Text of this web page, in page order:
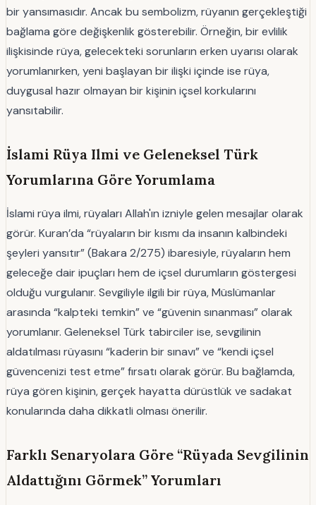
bir yansımasıdır. Ancak bu sembolizm, rüyanın gerçekleştiği
bağlama göre değişkenlik gösterebilir. Örneğin, bir evlilik
ilişkisinde rüya, gelecekteki sorunların erken uyarısı olarak
yorumlanırken, yeni başlayan bir ilişki içinde ise rüya,
duygusal hazır olmayan bir kişinin içsel korkularını
yansıtabilir.
İslami Rüya Ilmi ve Geleneksel Türk
Yorumlarına Göre Yorumlama
İslami rüya ilmi, rüyaları Allah'ın izniyle gelen mesajlar olarak
görür. Kuran’da “rüyaların bir kısmı da insanın kalbindeki
şeyleri yansıtır” (Bakara 2/275) ibaresiyle, rüyaların hem
geleceğe dair ipuçları hem de içsel durumların göstergesi
olduğu vurgulanır. Sevgiliyle ilgili bir rüya, Müslümanlar
arasında “kalpteki temkin” ve “güvenin sınanması” olarak
yorumlanır. Geleneksel Türk tabirciler ise, sevgilinin
aldatılması rüyasını “kaderin bir sınavı” ve “kendi içsel
güvencenizi test etme” fırsatı olarak görür. Bu bağlamda,
rüya gören kişinin, gerçek hayatta dürüstlük ve sadakat
konularında daha dikkatli olması önerilir.
Farklı Senaryolara Göre “Rüyada Sevgilinin
Aldattığını Görmek” Yorumları